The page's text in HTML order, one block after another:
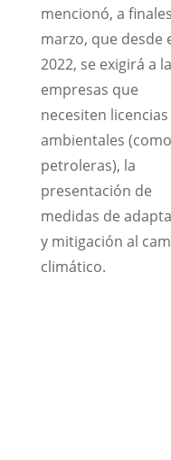
mencionó, a
marzo, que desde
2022, se exigirá a
empresas que
necesiten licencias
ambientales
petroleras), la
presentación de
medidas de
y mitigación al
climático.